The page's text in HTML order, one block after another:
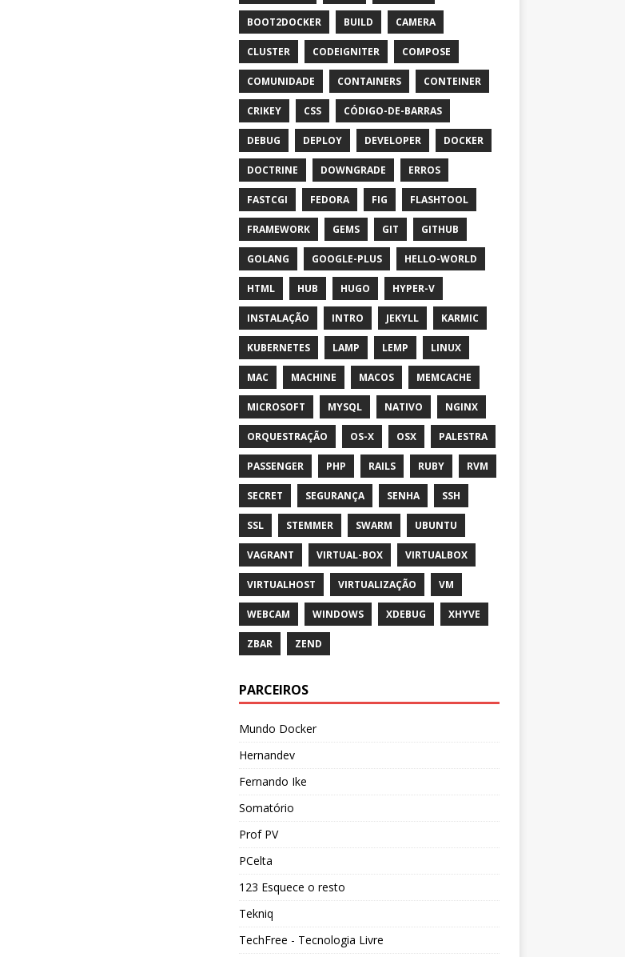
BOOT2DOCKER BUILD CAMERA
CLUSTER CODEIGNITER COMPOSE
COMUNIDADE CONTAINERS CONTEINER
CRIKEY CSS CÓDIGO-DE-BARRAS
DEBUG DEPLOY DEVELOPER DOCKER
DOCTRINE DOWNGRADE ERROS
FASTCGI FEDORA FIG FLASHTOOL
FRAMEWORK GEMS GIT GITHUB
GOLANG GOOGLE-PLUS HELLO-WORLD
HTML HUB HUGO HYPER-V
INSTALAÇÃO INTRO JEKYLL KARMIC
KUBERNETES LAMP LEMP LINUX
MAC MACHINE MACOS MEMCACHE
MICROSOFT MYSQL NATIVO NGINX
ORQUESTRAÇÃO OS-X OSX PALESTRA
PASSENGER PHP RAILS RUBY RVM
SECRET SEGURANÇA SENHA SSH
SSL STEMMER SWARM UBUNTU
VAGRANT VIRTUAL-BOX VIRTUALBOX
VIRTUALHOST VIRTUALIZAÇÃO VM
WEBCAM WINDOWS XDEBUG XHYVE
ZBAR ZEND
PARCEIROS
Mundo Docker
Hernandev
Fernando Ike
Somatório
Prof PV
PCelta
123 Esquece o resto
Tekniq
TechFree - Tecnologia Livre